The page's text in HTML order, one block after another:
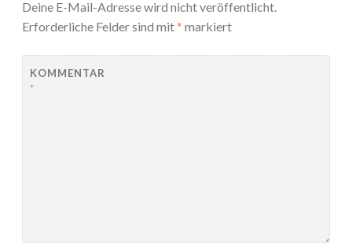
Deine E-Mail-Adresse wird nicht veröffentlicht.
Erforderliche Felder sind mit* markiert
KOMMENTAR
*